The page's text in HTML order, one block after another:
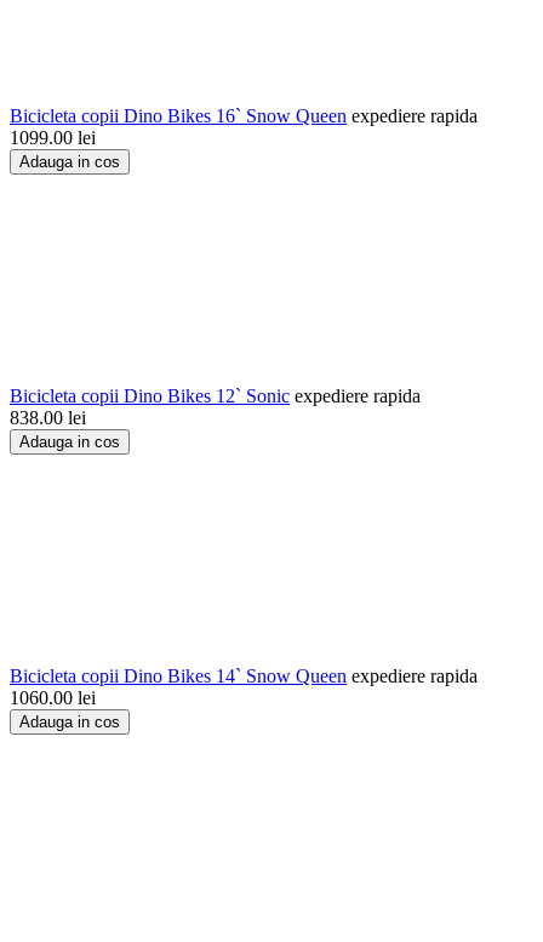
Bicicleta copii Dino Bikes 16` Snow Queen expediere rapida
1099.00 lei
Adauga in cos
Bicicleta copii Dino Bikes 12` Sonic expediere rapida
838.00 lei
Adauga in cos
Bicicleta copii Dino Bikes 14` Snow Queen expediere rapida
1060.00 lei
Adauga in cos